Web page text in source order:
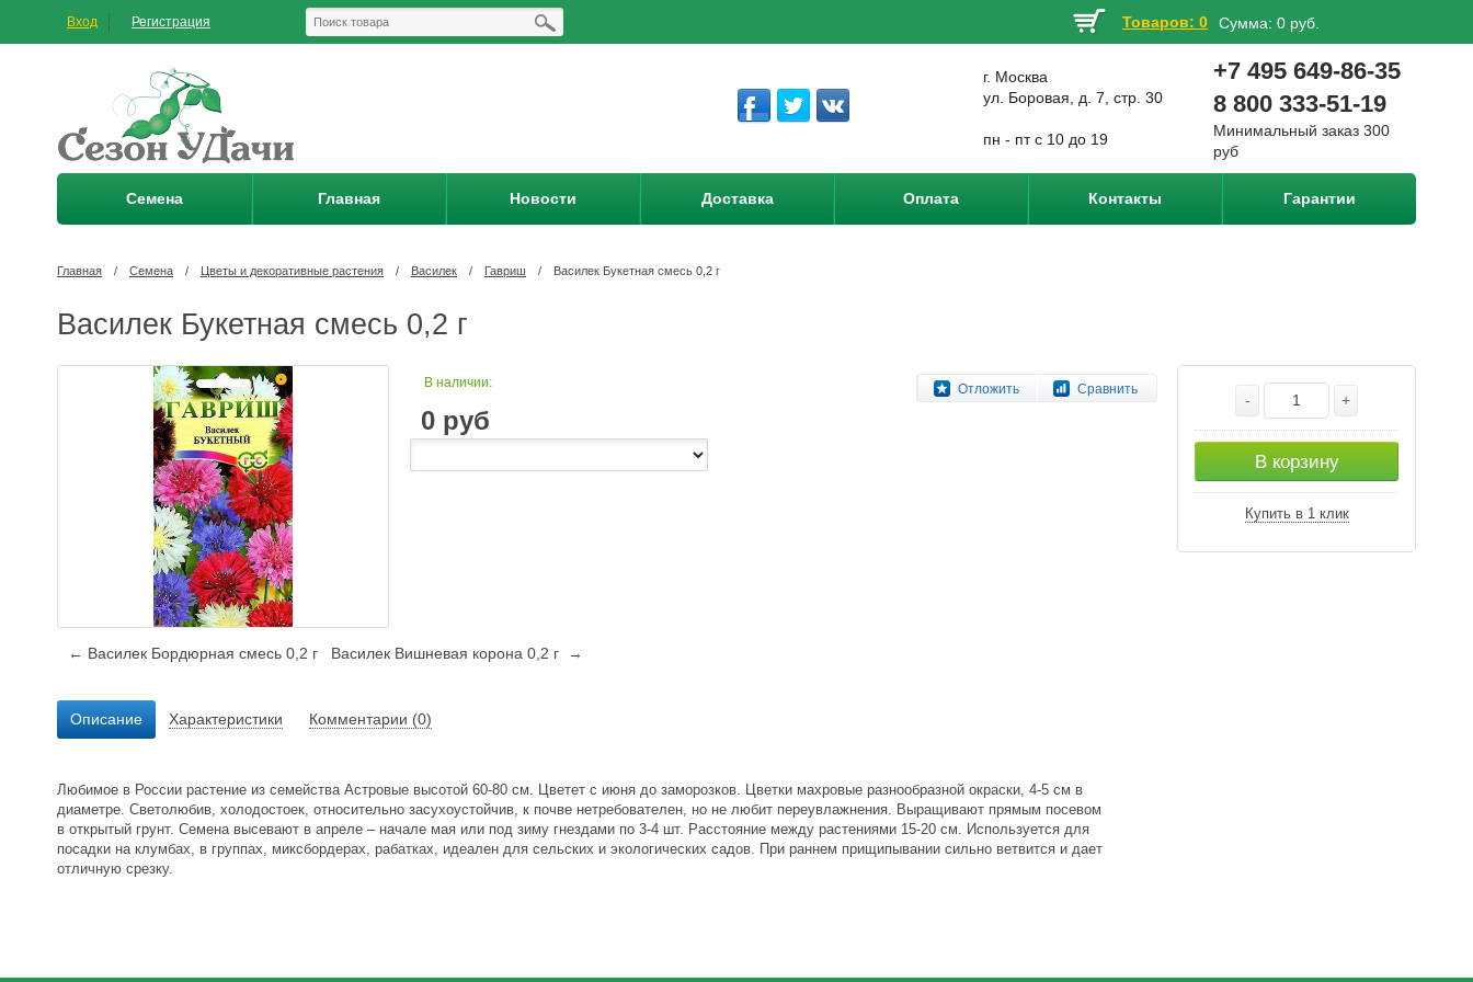
Вход Регистрация Товаров: 0 Сумма: 0 руб.
г. Москва
ул. Боровая, д. 7, стр. 30
пн - пт с 10 до 19
+7 495 649-86-35
8 800 333-51-19
Минимальный заказ 300
руб
Семена Главная Новости Доставка Оплата Контакты Гарантии
Главная / Семена / Цветы и декоративные растения / Василек / Гавриш / Василек Букетная смесь 0,2 г
Василек Букетная смесь 0,2 г
Отложить Сравнить
В наличии:
0 руб
- +
В корзину
Купить в 1 клик
← Василек Бордюрная смесь 0,2 г Василек Вишневая корона 0,2 г →
Описание Характеристики Комментарии (0)
Любимое в России растение из семейства Астровые высотой 60-80 см. Цветет с июня до заморозков. Цветки махровые разнообразной окраски, 4-5 см в
диаметре. Светолюбив, холодостоек, относительно засухоустойчив, к почве нетребователен, но не любит переувлажнения. Выращивают прямым посевом
в открытый грунт. Семена высевают в апреле – начале мая или под зиму гнездами по 3-4 шт. Расстояние между растениями 15-20 см. Используется для
посадки на клумбах, в группах, миксбордерах, рабатках, идеален для сельских и экологических садов. При раннем прищипывании сильно ветвится и дает
отличную срезку.